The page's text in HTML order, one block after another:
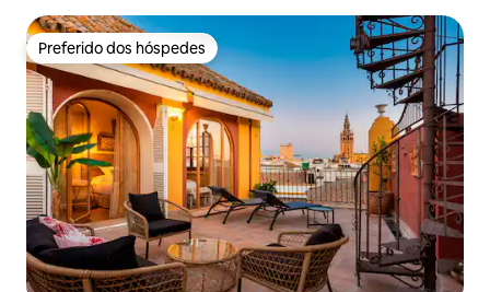
Preferido dos hóspedes
Preferido dos hóspedes